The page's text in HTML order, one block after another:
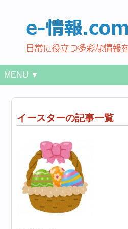
MENU ▼
イースターの記事一覧